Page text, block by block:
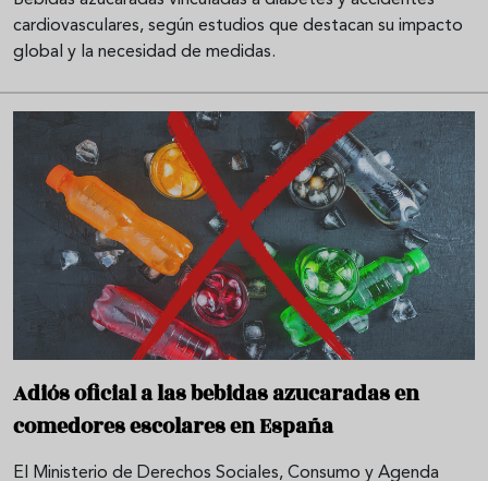
cardiovasculares, según estudios que destacan su impacto
global y la necesidad de medidas.
Adiós oficial a las bebidas azucaradas en
comedores escolares en España
El Ministerio de Derechos Sociales, Consumo y Agenda